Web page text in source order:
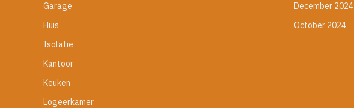
Garage
Huis
Isolatie
Kantoor
Keuken
Logeerkamer
December 2024
October 2024